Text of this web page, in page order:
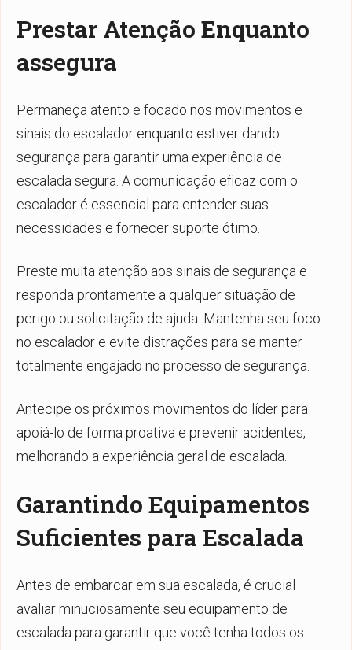
Prestar Atenção Enquanto
assegura
Permaneça atento e focado nos movimentos e
sinais do escalador enquanto estiver dando
segurança para garantir uma experiência de
escalada segura. A comunicação eficaz com o
escalador é essencial para entender suas
necessidades e fornecer suporte ótimo.
Preste muita atenção aos sinais de segurança e
responda prontamente a qualquer situação de
perigo ou solicitação de ajuda. Mantenha seu foco
no escalador e evite distrações para se manter
totalmente engajado no processo de segurança.
Antecipe os próximos movimentos do líder para
apoiá-lo de forma proativa e prevenir acidentes,
melhorando a experiência geral de escalada.
Garantindo Equipamentos
Suficientes para Escalada
Antes de embarcar em sua escalada, é crucial
avaliar minuciosamente seu equipamento de
escalada para garantir que você tenha todos os